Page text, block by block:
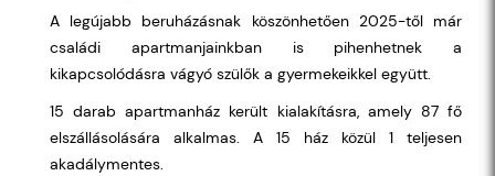
A legújabb beruházásnak köszönhetően 2025-től már
családi apartmanjainkban is pihenhetnek a
kikapcsolódásra vágyó szülők a gyermekeikkel együtt.
15 darab apartmanház került kialakításra, amely 87 fő
elszállásolására alkalmas. A 15 ház közül 1 teljesen
akadálymentes.